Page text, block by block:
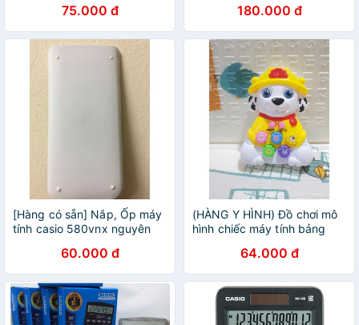
75.000 đ 180.000 đ
[Hàng có sẵn] Nắp, Ốp máy
tính casio 580vnx nguyên
MỚI , nắp casio không phai
màu
60.000 đ
(HÀNG Y HÌNH) Đồ chơi mô
hình chiếc máy tính bảng
sơn không phai siêu bền
dành cho bé
64.000 đ